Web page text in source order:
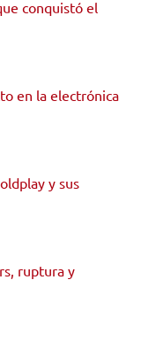
conquistó el
en la electrónica
y sus
ruptura y